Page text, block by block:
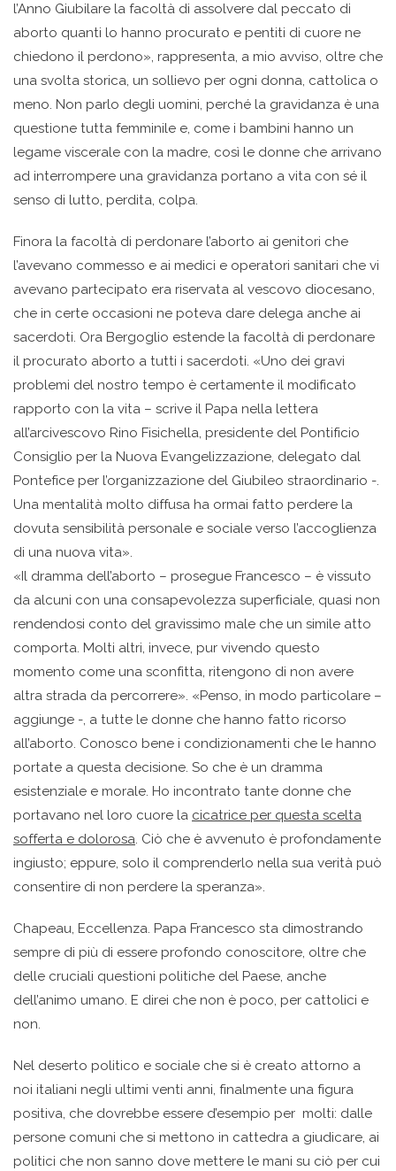
l’Anno Giubilare la facoltà di assolvere dal peccato di
aborto quanti lo hanno procurato e pentiti di cuore ne
chiedono il perdono», rappresenta, a mio avviso, oltre che
una svolta storica, un sollievo per ogni donna, cattolica o
meno. Non parlo degli uomini, perché la gravidanza è una
questione tutta femminile e, come i bambini hanno un
legame viscerale con la madre, così le donne che arrivano
ad interrompere una gravidanza portano a vita con sé il
senso di lutto, perdita, colpa.
Finora la facoltà di perdonare l’aborto ai genitori che
l’avevano commesso e ai medici e operatori sanitari che vi
avevano partecipato era riservata al vescovo diocesano,
che in certe occasioni ne poteva dare delega anche ai
sacerdoti. Ora Bergoglio estende la facoltà di perdonare
il procurato aborto a tutti i sacerdoti. «Uno dei gravi
problemi del nostro tempo è certamente il modificato
rapporto con la vita – scrive il Papa nella lettera
all’arcivescovo Rino Fisichella, presidente del Pontificio
Consiglio per la Nuova Evangelizzazione, delegato dal
Pontefice per l’organizzazione del Giubileo straordinario -.
Una mentalità molto diffusa ha ormai fatto perdere la
dovuta sensibilità personale e sociale verso l’accoglienza
di una nuova vita».
«Il dramma dell’aborto – prosegue Francesco – è vissuto
da alcuni con una consapevolezza superficiale, quasi non
rendendosi conto del gravissimo male che un simile atto
comporta. Molti altri, invece, pur vivendo questo
momento come una sconfitta, ritengono di non avere
altra strada da percorrere». «Penso, in modo particolare –
aggiunge -, a tutte le donne che hanno fatto ricorso
all’aborto. Conosco bene i condizionamenti che le hanno
portate a questa decisione. So che è un dramma
esistenziale e morale. Ho incontrato tante donne che
portavano nel loro cuore la cicatrice per questa scelta
sofferta e dolorosa. Ciò che è avvenuto è profondamente
ingiusto; eppure, solo il comprenderlo nella sua verità può
consentire di non perdere la speranza».
Chapeau, Eccellenza. Papa Francesco sta dimostrando
sempre di più di essere profondo conoscitore, oltre che
delle cruciali questioni politiche del Paese, anche
dell’animo umano. E direi che non è poco, per cattolici e
non.
Nel deserto politico e sociale che si è creato attorno a
noi italiani negli ultimi venti anni, finalmente una figura
positiva, che dovrebbe essere d’esempio per molti: dalle
persone comuni che si mettono in cattedra a giudicare, ai
politici che non sanno dove mettere le mani su ciò per cui